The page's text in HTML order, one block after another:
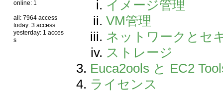
online: 1
all: 7964 access
today: 3 access
yesterday: 1 acces
s
イメージ管理
VM管理
ネットワークとセ
ストレージ
Euca2ools と EC2
ライセンス